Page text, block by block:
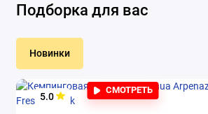
Подборка для вас
Новинки
5.0
СМОТРЕТЬ